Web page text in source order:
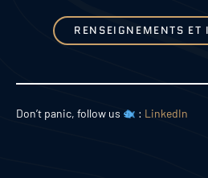
RENSEIGNEMENTS
Don’t panic, follow us : LinkedIn